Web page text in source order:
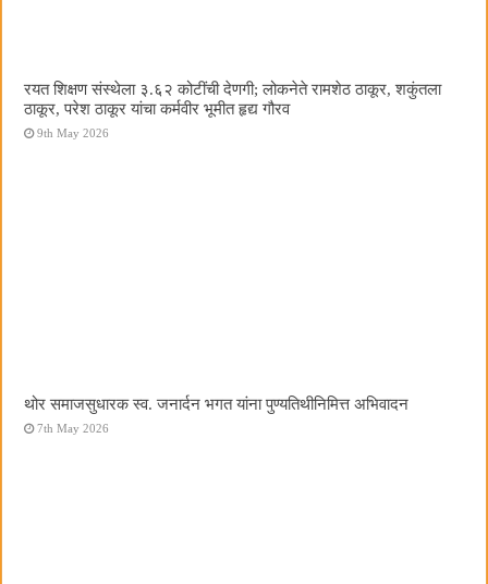
रयत शिक्षण संस्थेला ३.६२ कोटींची देणगी; लोकनेते रामशेठ ठाकूर, शकुंतला
ठाकूर, परेश ठाकूर यांचा कर्मवीर भूमीत हृद्य गौरव
9th May 2026
थोर समाजसुधारक स्व. जनार्दन भगत यांना पुण्यतिथीनिमित्त अभिवादन
7th May 2026